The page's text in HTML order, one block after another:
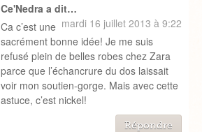
Ce'Nedra a dit…
mardi 16 juillet 2013 à 9:22
Ca c’est une
sacrément bonne idée! Je me suis
refusé plein de belles robes chez Zara
parce que l’échancrure du dos laissait
voir mon soutien-gorge. Mais avec cette
astuce, c’est nickel!
Répondre